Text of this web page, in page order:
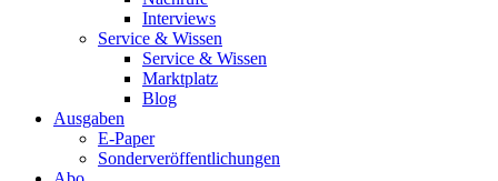
Interviews
Service & Wissen
Service & Wissen
Marktplatz
Blog
Ausgaben
E-Paper
Sonderveröffentlichungen